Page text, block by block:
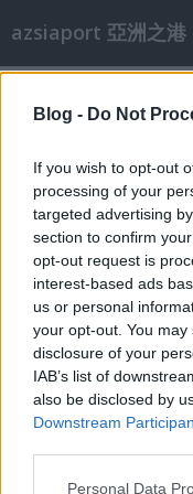
Blog - Do Not
If you wish to opt-out
processing of your
targeted advertising
section to confirm
opt-out request is
interest-based ads
us or personal
your opt-out. You
disclosure of your
IAB’s list of
also be disclosed by
Downstream
Please note that this
Personal Data
aáb•2008. november 10.
Magyarországon
vállalja kínai
megrendelő által
szolgáltatásunk
Kínai
aáb•2008. november 06.